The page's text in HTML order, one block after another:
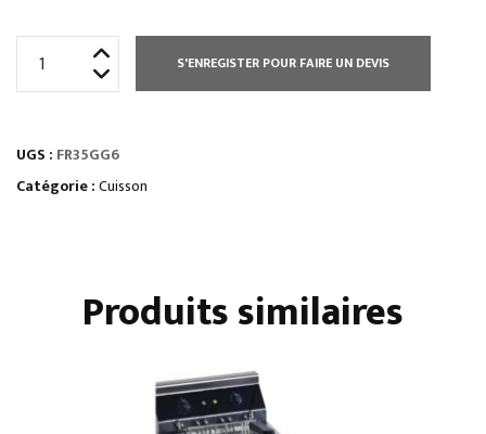
8
LITRES
S'ENREGISTER POUR FAIRE UN DEVIS
UGS : FR35GG6
Catégorie :Cuisson
Produits similaires